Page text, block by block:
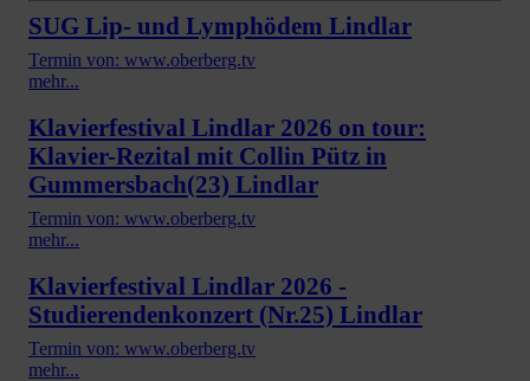
SUG Lip- und Lymphödem Lindlar
Termin von: www.oberberg.tv
mehr...
Klavierfestival Lindlar 2026 on tour:
Klavier-Rezital mit Collin Pütz in
Gummersbach(23) Lindlar
Termin von: www.oberberg.tv
mehr...
Klavierfestival Lindlar 2026 -
Studierendenkonzert (Nr.25) Lindlar
Termin von: www.oberberg.tv
mehr...